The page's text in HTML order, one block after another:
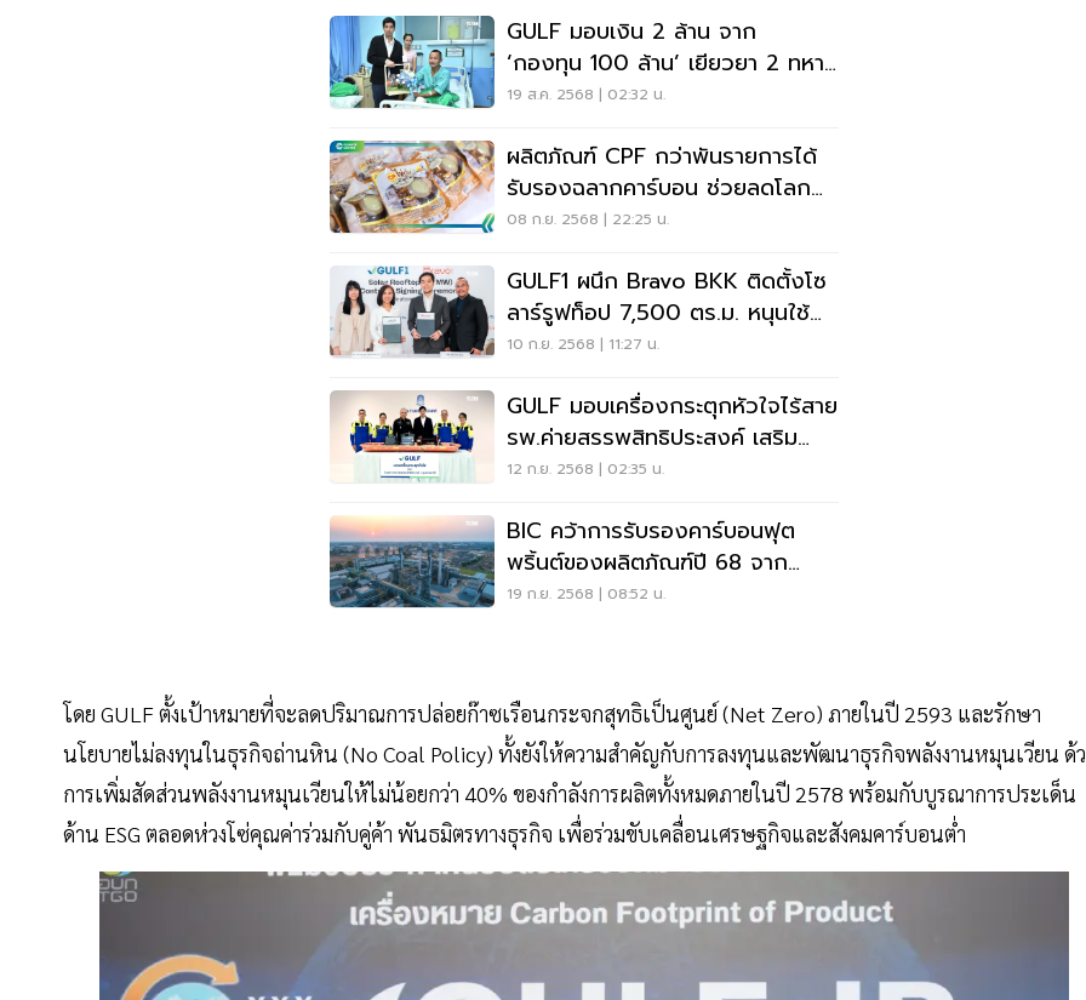
GULF มอบเงิน 2 ล้าน จาก
‘กองทุน 100 ล้าน’ เยียวยา 2 ทหาร
เหยียบทุ่นระเบิด
19 ส.ค. 2568 | 02:32 น.
ผลิตภัณฑ์ CPF กว่าพันรายการได้
รับรองฉลากคาร์บอน ช่วยลดโลก
ร้อน
08 ก.ย. 2568 | 22:25 น.
GULF1 ผนึก Bravo BKK ติดตั้งโซ
ลาร์รูฟท็อป 7,500 ตร.ม. หนุนใช้
พลังงานสะอาด
10 ก.ย. 2568 | 11:27 น.
GULF มอบเครื่องกระตุกหัวใจไร้สาย
รพ.ค่ายสรรพสิทธิประสงค์ เสริม
ศักยภาพกู้ชีพชายแดน
12 ก.ย. 2568 | 02:35 น.
BIC คว้าการรับรองคาร์บอนฟุต
พริ้นต์ของผลิตภัณฑ์ปี 68 จาก
อบก.
19 ก.ย. 2568 | 08:52 น.
โดย GULF ตั้งเป้าหมายที่จะลดปริมาณการปล่อยก๊าซเรือนกระจกสุทธิเป็นศูนย์ (Net Zero) ภายในปี 2593 และรักษา
นโยบายไม่ลงทุนในธุรกิจถ่านหิน (No Coal Policy) ทั้งยังให้ความสำคัญกับการลงทุนและพัฒนาธุรกิจพลังงานหมุนเวียน ด้
การเพิ่มสัดส่วนพลังงานหมุนเวียนให้ไม่น้อยกว่า 40% ของกำลังการผลิตทั้งหมดภายในปี 2578 พร้อมกับบูรณาการประเด็น
ด้าน ESG ตลอดห่วงโซ่คุณค่าร่วมกับคู่ค้า พันธมิตรทางธุรกิจ เพื่อร่วมขับเคลื่อนเศรษฐกิจและสังคมคาร์บอนต่ำ